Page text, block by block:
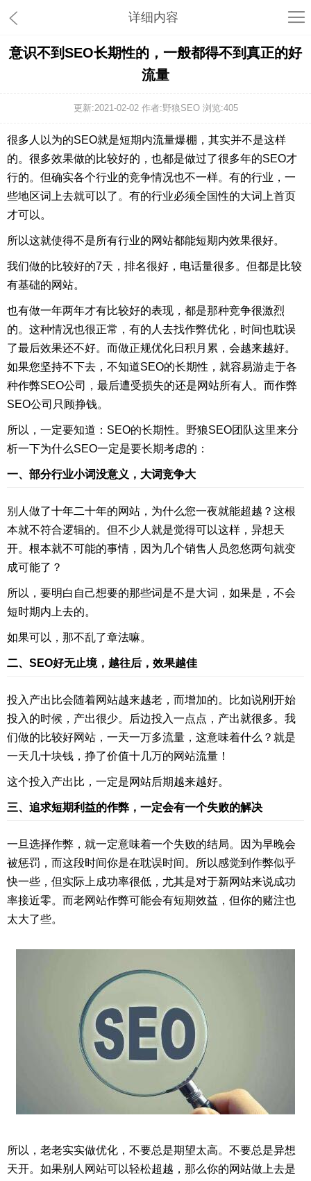
详细内容
意识不到SEO长期性的，一般都得不到真正的好
流量
更新:2021-02-02 作者:野狼SEO 浏览:405
很多人以为的SEO就是短期内流量爆棚，其实并不是这样
的。很多效果做的比较好的，也都是做过了很多年的SEO才
行的。但确实各个行业的竞争情况也不一样。有的行业，一
些地区词上去就可以了。有的行业必须全国性的大词上首页
才可以。
所以这就使得不是所有行业的网站都能短期内效果很好。
我们做的比较好的7天，排名很好，电话量很多。但都是比较
有基础的网站。
也有做一年两年才有比较好的表现，都是那种竞争很激烈
的。这种情况也很正常，有的人去找作弊优化，时间也耽误
了最后效果还不好。而做正规优化日积月累，会越来越好。
如果您坚持不下去，不知道SEO的长期性，就容易游走于各
种作弊SEO公司，最后遭受损失的还是网站所有人。而作弊
SEO公司只顾挣钱。
所以，一定要知道：SEO的长期性。野狼SEO团队这里来分
析一下为什么SEO一定是要长期考虑的：
一、部分行业小词没意义，大词竞争大
别人做了十年二十年的网站，为什么您一夜就能超越？这根
本就不符合逻辑的。但不少人就是觉得可以这样，异想天
开。根本就不可能的事情，因为几个销售人员忽悠两句就变
成可能了？
所以，要明白自己想要的那些词是不是大词，如果是，不会
短时期内上去的。
如果可以，那不乱了章法嘛。
二、SEO好无止境，越往后，效果越佳
投入产出比会随着网站越来越老，而增加的。比如说刚开始
投入的时候，产出很少。后边投入一点点，产出就很多。我
们做的比较好网站，一天一万多流量，这意味着什么？就是
一天几十块钱，挣了价值十几万的网站流量！
这个投入产出比，一定是网站后期越来越好。
三、追求短期利益的作弊，一定会有一个失败的解决
一旦选择作弊，就一定意味着一个失败的结局。因为早晚会
被惩罚，而这段时间你是在耽误时间。所以感觉到作弊似乎
快一些，但实际上成功率很低，尤其是对于新网站来说成功
率接近零。而老网站作弊可能会有短期效益，但你的赌注也
太大了些。
所以，老老实实做优化，不要总是期望太高。不要总是异想
天开。如果别人网站可以轻松超越，那么你的网站做上去是